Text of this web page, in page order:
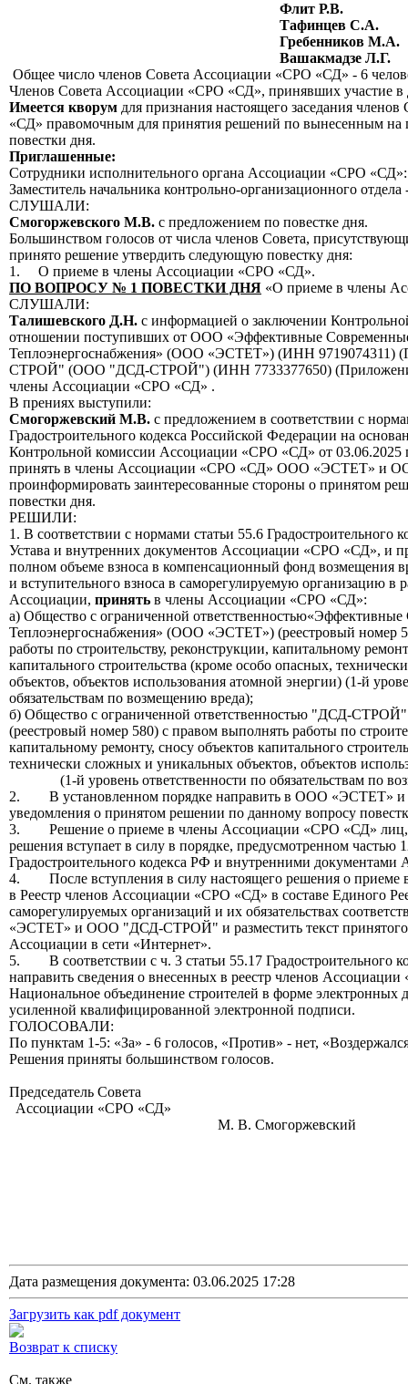
Флит Р.В.
Тафинцев С.А.
Гребенников М.А.
Вашакмадзе Л.Г.
Общее число членов Совета Ассоциации «СРО «СД» - 6
Членов Совета Ассоциации «СРО «СД», принявших участие в
Имеется кворум для признания настоящего заседания
«СД» правомочным для принятия решений по вынесенным на
повестки дня.
Приглашенные:
Сотрудники исполнительного органа Ассоциации «СРО «СД»:
Заместитель начальника контрольно-организационного отдела
СЛУШАЛИ:
Смогоржевского М.В. с предложением по повестке дня.
Большинством голосов от числа членов Совета,
принято решение утвердить следующую повестку дня:
1. О приеме в члены Ассоциации «СРО «СД».
ПО ВОПРОСУ № 1 ПОВЕСТКИ ДНЯ «О приеме в члены
СЛУШАЛИ:
Талишевского Д.Н. с информацией о заключении
отношении поступивших от ООО «Эффективные
Теплоэнергоснабжения» (ООО «ЭСТЕТ») (ИНН
СТРОЙ" (ООО "ДСД-СТРОЙ") (ИНН 7733377650) (Приложение
члены Ассоциации «СРО «СД» .
В прениях выступили:
Смогоржевский М.В. с предложением в соответствии с
Градостроительного кодекса Российской Федерации на
Контрольной комиссии Ассоциации «СРО «СД» от 03.06.2025
принять в члены Ассоциации «СРО «СД» ООО «ЭСТЕТ»
проинформировать заинтересованные стороны о принятом
повестки дня.
РЕШИЛИ:
1. В соответствии с нормами статьи 55.6 Градостроительного
Устава и внутренних документов Ассоциации «СРО «СД», и
полном объеме взноса в компенсационный фонд возмещения
и вступительного взноса в саморегулируемую организацию в
Ассоциации, принять в члены Ассоциации «СРО «СД»:
а) Общество с ограниченной ответственностью«Эффективные
Теплоэнергоснабжения» (ООО «ЭСТЕТ») (реестровый номер
работы по строительству, реконструкции, капитальному
капитального строительства (кроме особо опасных,
объектов, объектов использования атомной энергии) (1-й
обязательствам по возмещению вреда);
б) Общество с ограниченной ответственностью "ДСД-
(реестровый номер 580) с правом выполнять работы по
капитальному ремонту, сносу объектов капитального
технически сложных и уникальных объектов, объектов
(1-й уровень ответственности по обязательствам по
2. В установленном порядке направить в ООО
уведомления о принятом решении по данному вопросу
3. Решение о приеме в члены Ассоциации «СРО «СД» лиц,
решения вступает в силу в порядке, предусмотренном частью
Градостроительного кодекса РФ и внутренними документами
4. После вступления в силу настоящего решения о приеме
в Реестр членов Ассоциации «СРО «СД» в составе Единого
саморегулируемых организаций и их обязательствах
«ЭСТЕТ» и ООО "ДСД-СТРОЙ" и разместить текст принятого
Ассоциации в сети «Интернет».
5. В соответствии с ч. 3 статьи 55.17 Градостроительного
направить сведения о внесенных в реестр членов
Национальное объединение строителей в форме электронных
усиленной квалифицированной электронной подписи.
ГОЛОСОВАЛИ:
По пунктам 1-5: «За» - 6 голосов, «Против» - нет,
Решения приняты большинством голосов.
Председатель Совета
Ассоциации «СРО «СД»
М. В. Смогоржевский
Дата размещения документа: 03.06.2025 17:28
Загрузить как pdf документ
Возврат к списку
См. также